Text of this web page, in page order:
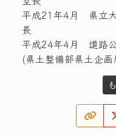
平成21年4月 県立
長
平成24年4月 道路
(県土整備部県土企